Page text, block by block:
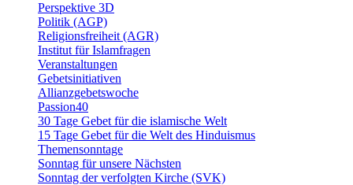
Perspektive 3D
Politik (AGP)
Religionsfreiheit (AGR)
Institut für Islamfragen
Veranstaltungen
Gebetsinitiativen
Allianzgebetswoche
Passion40
30 Tage Gebet für die islamische Welt
15 Tage Gebet für die Welt des Hinduismus
Themensonntage
Sonntag für unsere Nächsten
Sonntag der verfolgten Kirche (SVK)